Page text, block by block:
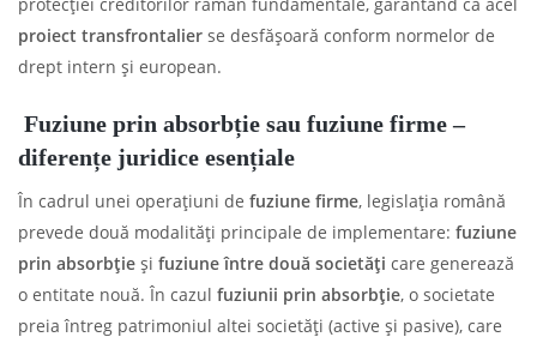
proiect transfrontalier se desfășoară conform normelor de
drept intern și european.
Fuziune prin absorbție sau fuziune firme –
diferențe juridice esențiale
În cadrul unei operațiuni de fuziune firme, legislația română
prevede două modalități principale de implementare: fuziune
prin absorbție și fuziune între două societăți care generează
o entitate nouă. În cazul fuziunii prin absorbție, o societate
preia întreg patrimoniul altei societăți (active și pasive), care